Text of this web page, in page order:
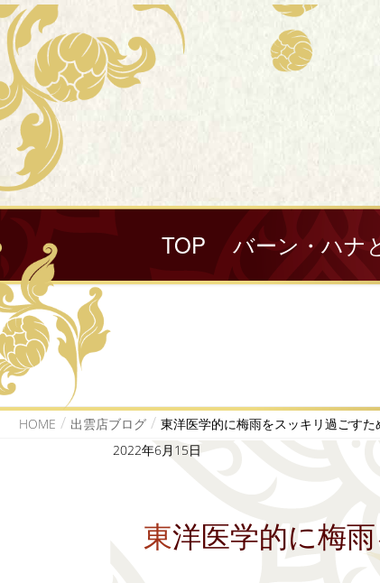
TOP バーン・ハナ
HOME 出雲店ブログ 東洋医学的に梅雨をスッキリ過ごすた
2022年6月15日
東洋医学的に梅